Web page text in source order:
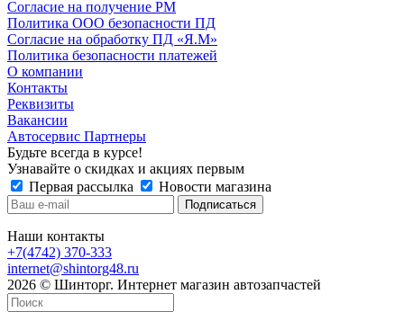
Согласие на получение РМ
Политика ООО безопасности ПД
Согласие на обработку ПД «Я.М»
Политика безопасности платежей
О компании
Контакты
Реквизиты
Вакансии
Автосервис Партнеры
Будьте всегда в курсе!
Узнавайте о скидках и акциях первым
Первая рассылка
Новости магазина
Наши контакты
+7(4742) 370-333
internet@shintorg48.ru
2026 © Шинторг. Интернет магазин автозапчастей